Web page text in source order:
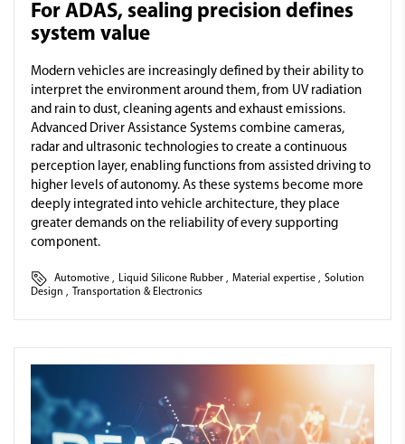
For ADAS, sealing precision defines
system value
Modern vehicles are increasingly defined by their ability to
interpret the environment around them, from UV radiation
and rain to dust, cleaning agents and exhaust emissions.
Advanced Driver Assistance Systems combine cameras,
radar and ultrasonic technologies to create a continuous
perception layer, enabling functions from assisted driving to
higher levels of autonomy. As these systems become more
deeply integrated into vehicle architecture, they place
greater demands on the reliability of every supporting
component.
Automotive , Liquid Silicone Rubber , Material expertise , Solution
Design , Transportation & Electronics